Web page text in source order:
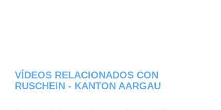
VÍDEOS RELACIONADOS CON
RUSCHEIN - KANTON AARGAU